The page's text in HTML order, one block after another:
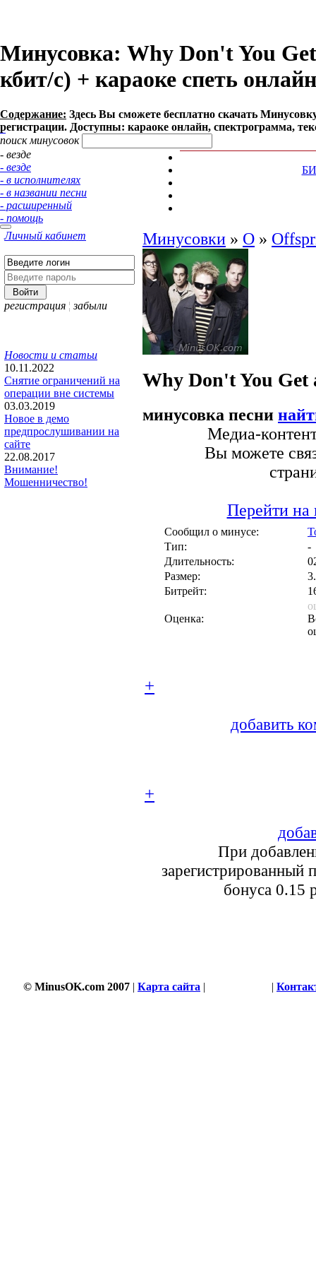
Минусовка: Why Don't You
кбит/с) + караоке спеть онлайн
Содержание: Здесь Вы сможете бесплатно cкачать
регистрации. Доступны: караоке онлайн, спектрограмма,
поиск минусовок
- везде
- везде
- в исполнителях
- в названии песни
- расширенный
- помощь
Личный кабинет
регистрация ¦ забыли
Новости и статьи
10.11.2022
Снятие ограничений на
операции вне системы
03.03.2019
Новое в демо
предпрослушивании на
сайте
22.08.2017
Внимание!
Мошенничество!
Минусовки » O »
Why Don't You Get
минусовка песни
Медиа-
Вы можете
Перейти на
Сообщил о минусе:
Тип:
-
Длительность:
Размер:
Битрейт:
Оценка:
+
добавить
+
При
зарегистрированный
бонуса 0.15
© MinusOK.com 2007 | Карта сайта | |